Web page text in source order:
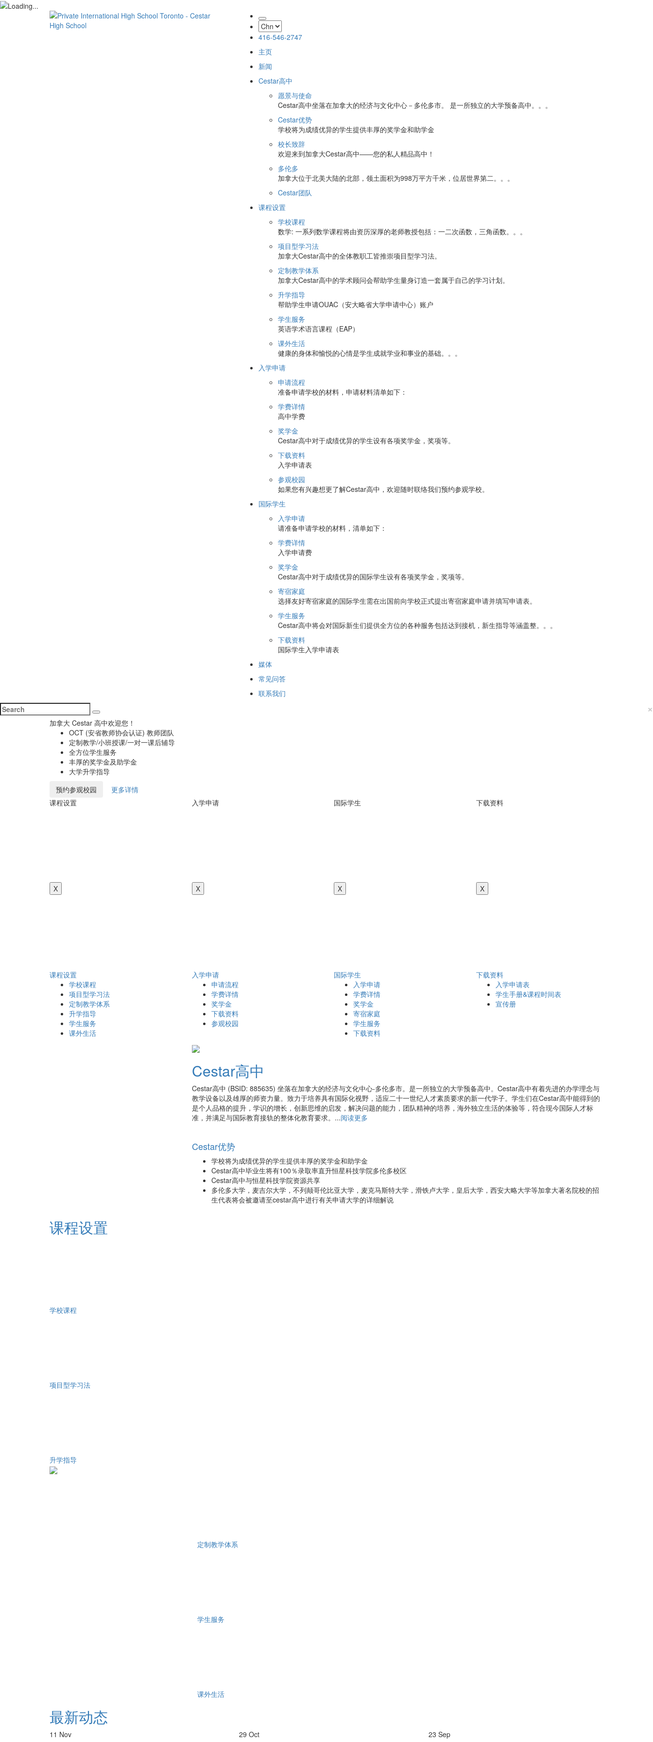
416-546-2747
主页
新闻
Cestar高中
愿景与使命
Cestar高中坐落在加拿大的经济与文化中心－多伦多市。 是一所独立的大学预备高中。。。
Cestar优势
学校将为成绩优异的学生提供丰厚的奖学金和助学金
校长致辞
欢迎来到加拿大Cestar高中——您的私人精品高中！
多伦多
加拿大位于北美大陆的北部，领土面积为998万平方千米，位居世界第二。。。
Cestar团队
课程设置
学校课程
数学: 一系列数学课程将由资历深厚的老师教授包括：一二次函数，三角函数。。。
项目型学习法
加拿大Cestar高中的全体教职工皆推崇项目型学习法。
定制教学体系
加拿大Cestar高中的学术顾问会帮助学生量身订造一套属于自己的学习计划。
升学指导
帮助学生申请OUAC（安大略省大学申请中心）账户
学生服务
英语学术语言课程（EAP）
课外生活
健康的身体和愉悦的心情是学生成就学业和事业的基础。。。
入学申请
申请流程
准备申请学校的材料，申请材料清单如下：
学费详情
高中学费
奖学金
Cestar高中对于成绩优异的学生设有各项奖学金，奖项等。
下载资料
入学申请表
参观校园
如果您有兴趣想更了解Cestar高中，欢迎随时联络我们预约参观学校。
国际学生
入学申请
请准备申请学校的材料，清单如下：
学费详情
入学申请费
奖学金
Cestar高中对于成绩优异的国际学生设有各项奖学金，奖项等。
寄宿家庭
选择友好寄宿家庭的国际学生需在出国前向学校正式提出寄宿家庭申请并填写申请表。
学生服务
Cestar高中将会对国际新生们提供全方位的各种服务包括达到接机，新生指导等涵盖整。。。
下载资料
国际学生入学申请表
媒体
常见问答
联系我们
×
加拿大 Cestar 高中欢迎您！
OCT (安省教师协会认证) 教师团队
定制教学/小班授课/一对一课后辅导
全方位学生服务
丰厚的奖学金及助学金
大学升学指导
预约参观校园
更多详情
课程设置
X
课程设置
学校课程
项目型学习法
定制教学体系
升学指导
学生服务
课外生活
入学申请
X
入学申请
申请流程
学费详情
奖学金
下载资料
参观校园
国际学生
X
国际学生
入学申请
学费详情
奖学金
寄宿家庭
学生服务
下载资料
下载资料
X
下载资料
入学申请表
学生手册&课程时间表
宣传册
Cestar高中
Cestar高中 (BSID: 885635) 坐落在加拿大的经济与文化中心-多伦多市。是一所独立的大学预备高中。Cestar高中有着先进的办学理念与
教学设备以及雄厚的师资力量。致力于培养具有国际化视野，适应二十一世纪人才素质要求的新一代学子。学生们在Cestar高中能得到的
是个人品格的提升，学识的增长，创新思维的启发，解决问题的能力，团队精神的培养，海外独立生活的体验等，符合现今国际人才标
准，并满足与国际教育接轨的整体化教育要求。...阅读更多
Cestar优势
学校将为成绩优异的学生提供丰厚的奖学金和助学金
Cestar高中毕业生将有100％录取率直升恒星科技学院多伦多校区
Cestar高中与恒星科技学院资源共享
多伦多大学，麦吉尔大学，不列颠哥伦比亚大学，麦克马斯特大学，滑铁卢大学，皇后大学，西安大略大学等加拿大著名院校的招
生代表将会被邀请至cestar高中进行有关申请大学的详细解说
课程设置
学校课程
项目型学习法
升学指导
定制教学体系
学生服务
课外生活
最新动态
11 Nov 29 Oct 23 Sep